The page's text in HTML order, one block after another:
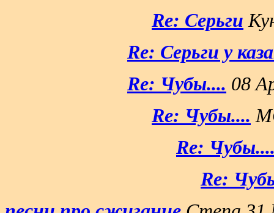
Re: Серьги
Re: Серьги у
Re: Чубы.... 08
Re: Чубы....
Re:
Re: